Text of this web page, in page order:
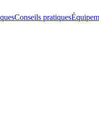
Conseils pratiques